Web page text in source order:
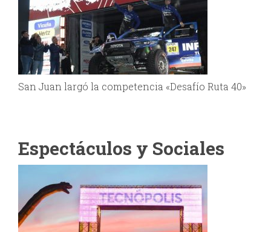
San Juan largó la competencia «Desafío Ruta 40»
Espectáculos y Sociales